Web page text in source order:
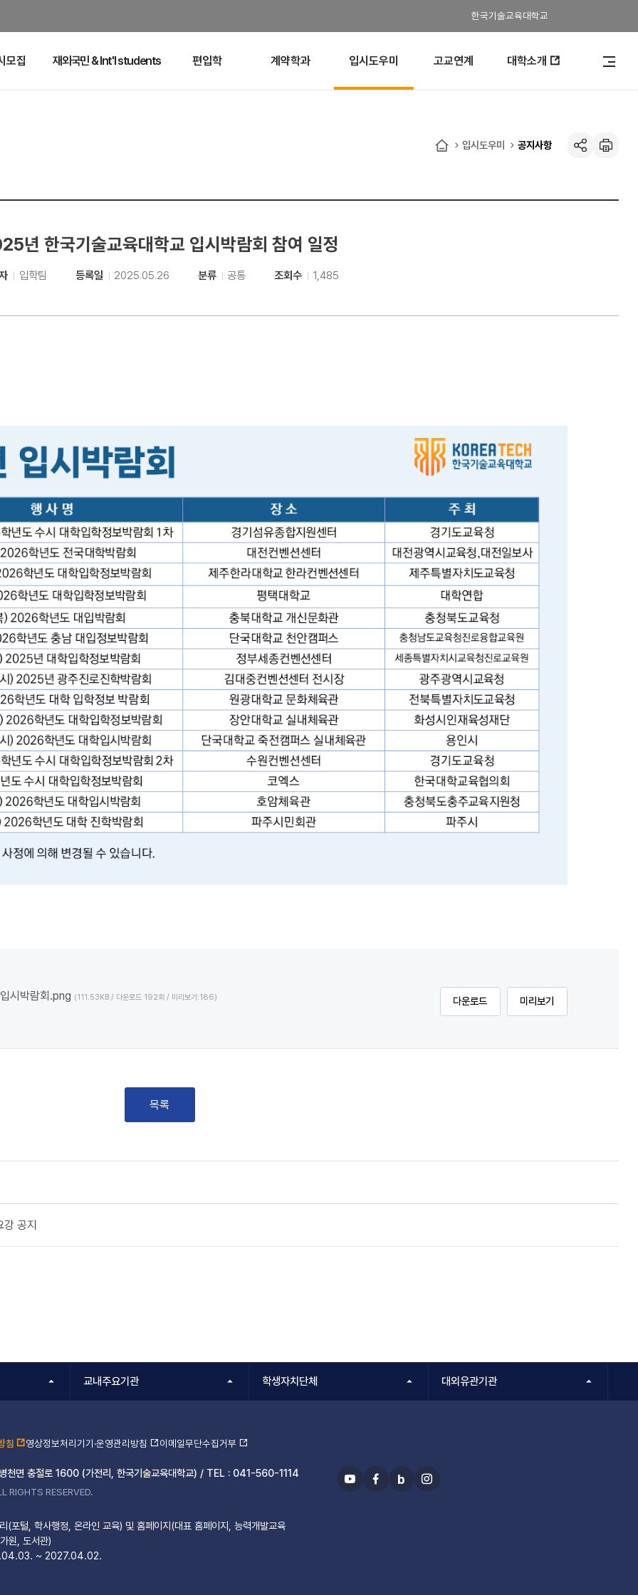
한국기술교육대학교
모집 재외국민 & Int'l students 편입학 계약학과 입시도우미 고교연계 대학소개
전
입시도우미 공지사항 공유하기
인
년 한국기술교육대학교 입시박람회 참여 일정
입학팀 등록일 2025.05.26 분류 공통 조회수 1,485
시박람회.png (111.53KB / 다운로드 192회 / 미리보기:186) 다운로드 미리보기
목록
공지
교내주요기관 학생자치단체 대외유관기관
침 영상정보처리기기·운영관리방침 이메일무단수집거부
천면 충절로 1600 (가전리, 한국기술교육대학교) / TEL : 041-560-1114
RIGHTS RESERVED.
유
페
b
블
인
(포털, 학사행정, 온라인 교육) 및 홈페이지(대표 홈페이지, 능력개발교육
원, 도서관)
~ 2027.04.02.